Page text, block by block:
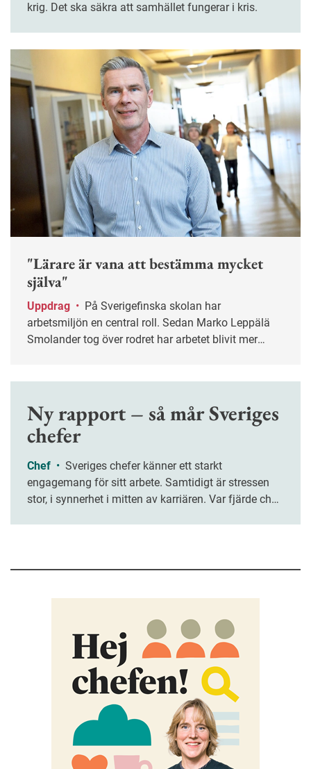
krig. Det ska säkra att samhället fungerar i kris.
"Lärare är vana att bestämma mycket
själva"
Uppdrag •
arbetsmiljön en central roll. Sedan Marko Leppälä
Smolander tog över rodret har arbetet blivit mer
Ny rapport – så mår Sveriges
chefer
Chef •
engagemang för sitt arbete. Samtidigt är stressen
stor, i synnerhet i mitten av karriären. Var fjärde chef